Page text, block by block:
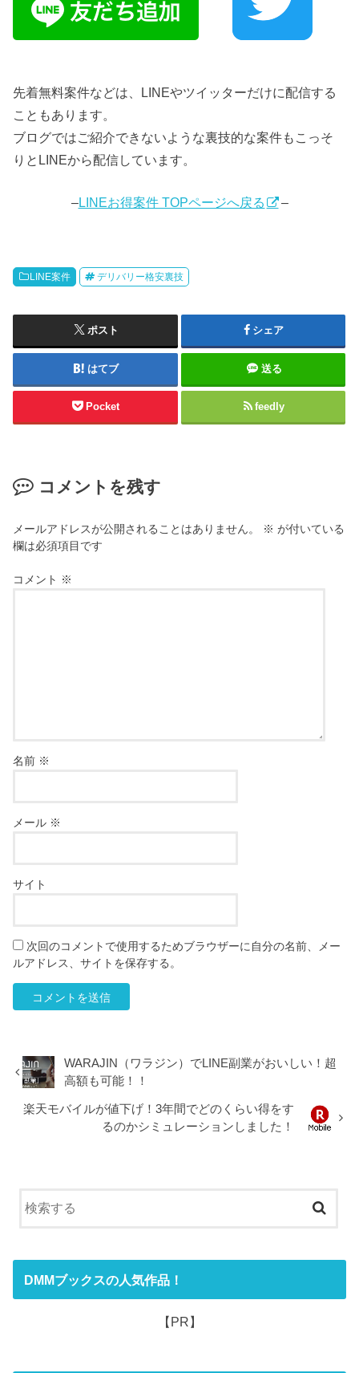
先着無料案件などは、LINEやツイッターだけに配信する
こともあります。
ブログではご紹介できないような裏技的な案件もこっそ
りとLINEから配信しています。
–LINEお得案件 TOPページへ戻る –
LINE案件 デリバリー格安裏技
ポスト シェア
はてブ 送る
Pocket feedly
コメントを残す
メールアドレスが公開されることはありません。 ※ が付いている
欄は必須項目です
コメント ※
名前 ※
メール ※
サイト
次回のコメントで使用するためブラウザーに自分の名前、メー
ルアドレス、サイトを保存する。
WARAJIN（ワラジン）でLINE副業がおいしい！超
高額も可能！！
楽天モバイルが値下げ！3年間でどのくらい得をす
るのかシミュレーションしました！
DMMブックスの人気作品！
【PR】